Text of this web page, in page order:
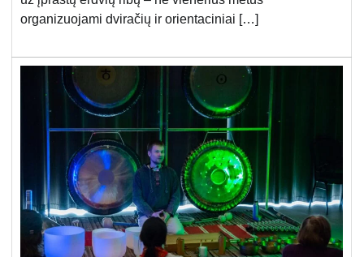
organizuojami dviračių ir orientaciniai […]